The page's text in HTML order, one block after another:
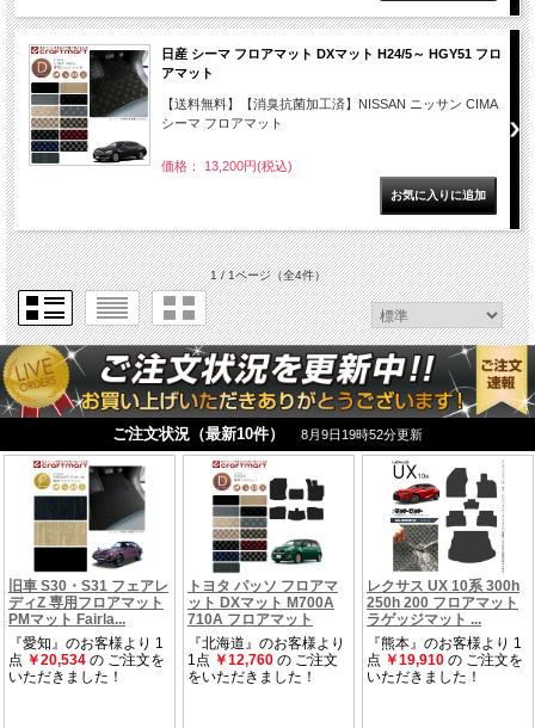
日産 シーマ フロアマット DXマット H24/5～ HGY51 フロ
アマット
【送料無料】【消臭抗菌加工済】NISSAN ニッサン CIMA
シーマ フロアマット
価格： 13,200円(税込)
1 / 1ページ（全4件）